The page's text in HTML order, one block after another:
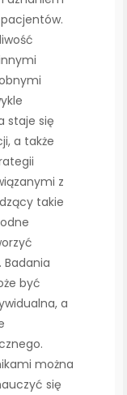
staje się
a także
z
takie
być
a
można
się